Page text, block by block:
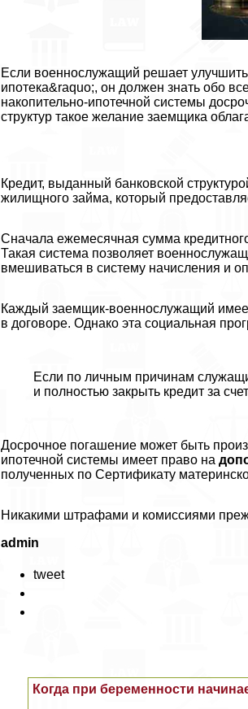
Если военнослужащий решает
ипотека&raquo;, он должен знать обо
накопительно-ипотечной системы
структур такое желание заемщика
Кредит, выданный банковской
жилищного займа, который
Сначала ежемecячная сумма
Такая система позволяет
вмешиваться в систему начисления и
Каждый заемщик-военнослужащий
в договоре. Однако эта социальная
Если по личным причинам
и полностью закрыть кредит за
Досрочное погашение может быть
ипотечной системы имеет право на
полученных по Сертификату
Никакими штрафами и комиссиями
admin
tweet
Когда при беременности